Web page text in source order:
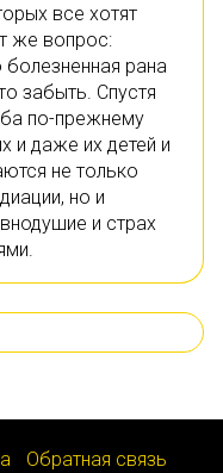
все хотят
же вопрос:
рана
забыть. Спустя
по-прежнему
и даже их детей и
не только
но и
и страх
Обратная связь